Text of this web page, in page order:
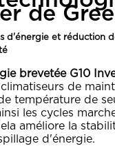
de Gree
d'énergie et réduction
brevetée G10
de
température de
les cycles
améliore la
d'énergie.